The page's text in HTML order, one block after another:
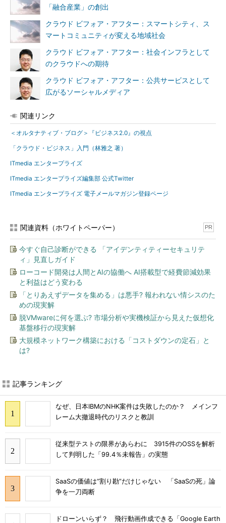
「融合産業」の創出
クラウド ビフォア・アフター：スマートシティ、ス
マートコミュニティが変える地域社会
クラウド ビフォア・アフター：社会インフラとして
のクラウドへの期待
クラウド ビフォア・アフター：公共サービスとして
広がるソーシャルメディア
関連リンク
＜オルタナティブ・ブログ＞『ビジネス2.0』の視点
「クラウド・ビジネス」入門（林雅之 著）
ITmedia エンタープライズ
ITmedia エンタープライズ編集部 公式Twitter
ITmedia エンタープライズ 電子メールマガジン登録ページ
関連資料（ホワイトペーパー） PR
今すぐ自己診断ができる 「アイデンティティーセキュリテ
ィ」見直しガイド
ローコード開発は人間とAIの協働へ AI搭載型で経費節減効果
と利益はどう変わる
「とりあえずデータを集める」は悪手? 報われない情シスのた
めの現実解
脱VMwareに何を選ぶ? 市場分析や実機検証から見えた仮想化
基盤移行の現実解
大規模ネットワーク構築における「コストダウンの定石」と
は?
記事ランキング
なぜ、日本IBMのNHK案件は失敗したのか？ メインフ
レーム大撤退時代のリスクと教訓
従来型テストの限界があらわに 3915件のOSSを解析
して判明した「99.4％未報告」の実態
SaaSの価値は“割り勘”だけじゃない 「SaaSの死」論
争を一刀両断
ドローンいらず？ 飛行動画作成できる「Google Earth